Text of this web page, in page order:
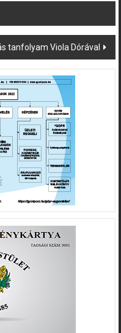
tanfolyam Viola Dórával